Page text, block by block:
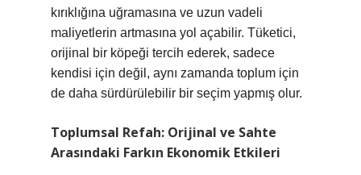
kırıklığına uğramasına ve uzun vadeli
maliyetlerin artmasına yol açabilir. Tüketici,
orijinal bir köpeği tercih ederek, sadece
kendisi için değil, aynı zamanda toplum için
de daha sürdürülebilir bir seçim yapmış olur.
Toplumsal Refah: Orijinal ve Sahte
Arasındaki Farkın Ekonomik Etkileri